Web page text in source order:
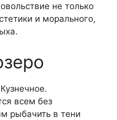
не только
и морального,
всем без
рыбачить в тени